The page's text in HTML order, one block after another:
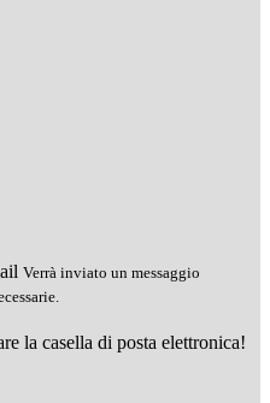
Verrà inviato un messaggio
la casella di posta elettronica!